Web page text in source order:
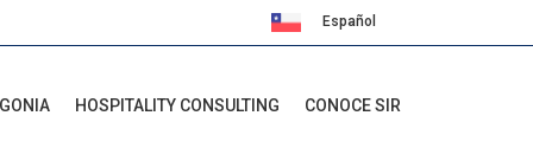
Español
HOSPITALITY CONSULTING CONOCE SIR